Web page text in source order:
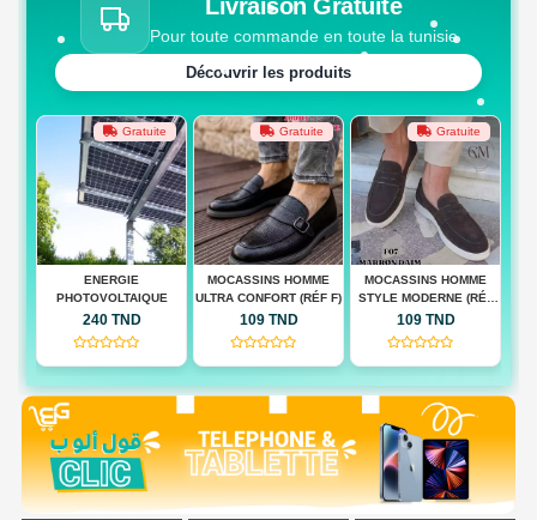
Livraison Gratuite
Pour toute commande en toute la tunisie
Découvrir les produits
Gratuite
MOCASSINS HOMME
ULTRA CONFORT (RÉF F)
109 TND
(0)
Gratuite
MOCASSINS HOMME
STYLE MODERNE (RÉF
F)
109 TND
(0)
Gratuite
MOCASSINS HOMME
QUALITÉ PREMIUM(RÉF
F)
109 TND
(0)